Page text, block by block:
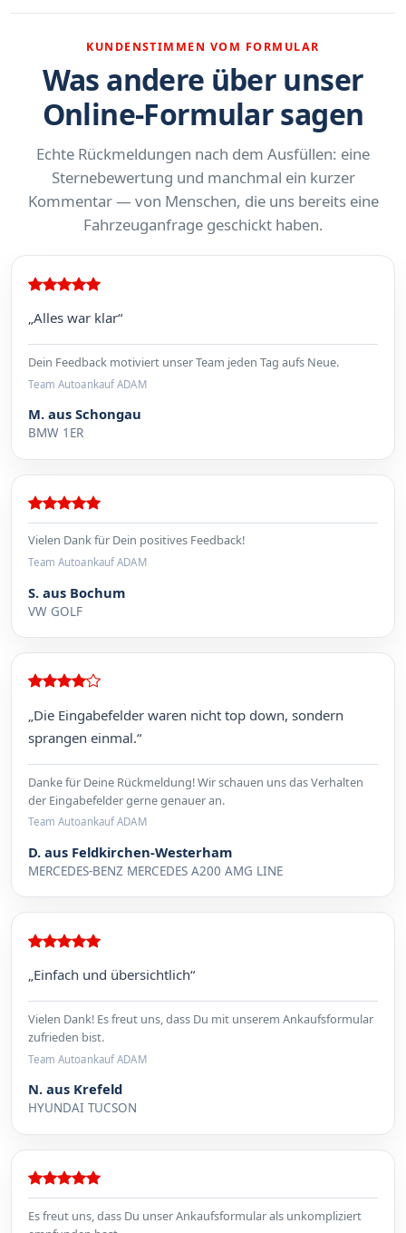
KUNDENSTIMMEN VOM FORMULAR
Was andere über unser
Online-Formular sagen
Echte Rückmeldungen nach dem Ausfüllen: eine
Sternebewertung und manchmal ein kurzer
Kommentar — von Menschen, die uns bereits eine
Fahrzeuganfrage geschickt haben.
„Alles war klar“
Dein Feedback motiviert unser Team jeden Tag aufs Neue.
Team Autoankauf ADAM
M. aus Schongau
BMW 1ER
Vielen Dank für Dein positives Feedback!
Team Autoankauf ADAM
S. aus Bochum
VW GOLF
„Die Eingabefelder waren nicht top down, sondern
sprangen einmal.“
Danke für Deine Rückmeldung! Wir schauen uns das Verhalten
der Eingabefelder gerne genauer an.
Team Autoankauf ADAM
D. aus Feldkirchen-Westerham
MERCEDES-BENZ MERCEDES A200 AMG LINE
„Einfach und übersichtlich“
Vielen Dank! Es freut uns, dass Du mit unserem Ankaufsformular
zufrieden bist.
Team Autoankauf ADAM
N. aus Krefeld
HYUNDAI TUCSON
Es freut uns, dass Du unser Ankaufsformular als unkompliziert